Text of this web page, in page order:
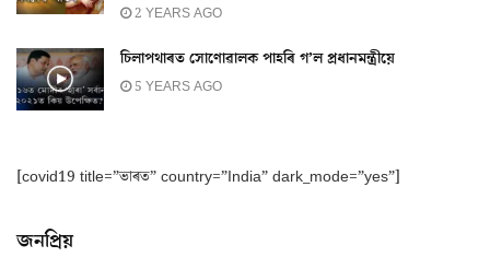
2 YEARS AGO
চিলাপথাৰত সোণোৱালক পাহৰি গ’ল প্ৰধানমন্ত্ৰীয়ে
5 YEARS AGO
[covid19 title=”ভাৰত” country=”India” dark_mode=”yes”]
জনপ্ৰিয়